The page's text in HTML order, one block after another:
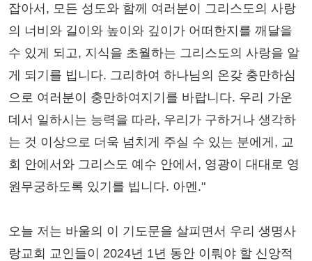
잡아서, 모든 성도와 함께 여러분이 그리스도의 사랑
의 너비와 길이와 높이와 깊이가 어떠한지를 깨달을
수 있게 되고, 지식을 초월하는 그리스도의 사랑을 알
게 되기를 빕니다. 그리하여 하나님의 온갖 충만하심
으로 여러분이 충만하여지기를 바랍니다. 우리 가운
데서 일하시는 능력을 따라, 우리가 구하거나 생각하
는 것 이상으로 더욱 넘치게 주실 수 있는 분에게, 교
회 안에서와 그리스도 예수 안에서, 영광이 대대로 영
원무궁하도록 있기를 빕니다. 아멘."
오늘 저는 바울의 이 기도문을 살피면서 우리 생명사
랑교회 교인들이 2024년 1년 동안 이뤄야 할 신앙적